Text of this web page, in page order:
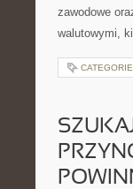
zawodowe
walutowymi,